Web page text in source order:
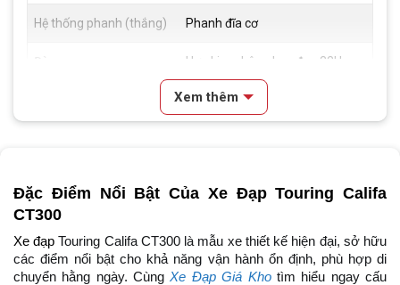
Hệ thống phanh (thắng) Phanh đĩa cơ
Hợp kim nhôm, bạc đạn 32H
Hợp kim nhôm, 4cm
Tăng tốc trước (Gạt
đĩa)
Tăng tốc sau (Gạt líp) Shimano Tourney
Xem thêm
Đặc Điểm Nổi Bật Của Xe Đạp Touring Califa
CT300
Xe đạp Touring Califa CT300 là mẫu xe thiết kế hiện đại, sở hữu
các điểm nổi bật cho khả năng vận hành ổn định, phù hợp di
chuyển hằng ngày. Cùng Xe Đạp Giá Kho tìm hiểu ngay cấu